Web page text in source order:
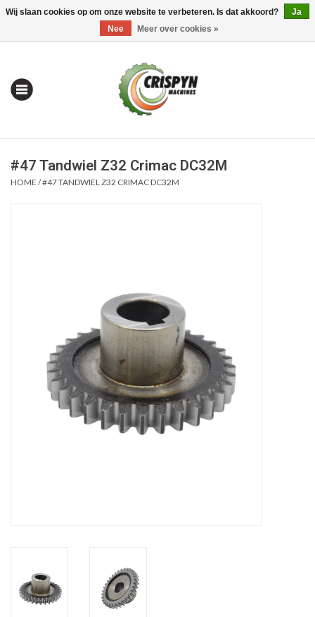
0 Artikelen - €0,00 Mijn account / Registreren
Alles om te Frezen |
Alles om te Draaien |
Alles om te Zagen |
Verspaanbaar materiaal |
#47 Tandwiel Z32 Crimac DC32M
HOME /#47 TANDWIEL Z32 CRIMAC DC32M
Wij slaan cookies op om onze website te verbeteren. Is dat akkoord?
Ja
Nee
Meer over cookies »